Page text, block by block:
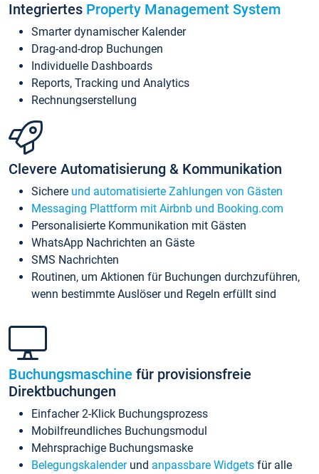
Integriertes Property Management System
Smarter dynamischer Kalender
Drag-and-drop Buchungen
Individuelle Dashboards
Reports, Tracking und Analytics
Rechnungserstellung
Clevere Automatisierung & Kommunikation
Sichere und automatisierte Zahlungen von Gästen
Messaging Plattform mit Airbnb und Booking.com
Personalisierte Kommunikation mit Gästen
WhatsApp Nachrichten an Gäste
SMS Nachrichten
Routinen, um Aktionen für Buchungen durchzuführen,
wenn bestimmte Auslöser und Regeln erfüllt sind
Buchungsmaschine für provisionsfreie
Direktbuchungen
Einfacher 2-Klick Buchungsprozess
Mobilfreundliches Buchungsmodul
Mehrsprachige Buchungsmaske
Belegungskalenderund anpassbare Widgets für alle